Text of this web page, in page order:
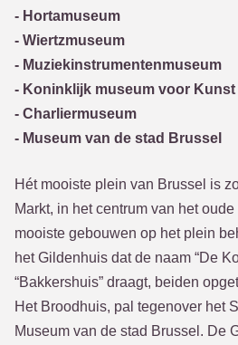
- Hortamuseum
- Wiertzmuseum
- Muziekinstrumentenmuseum
- Koninklijk museum voor
- Charliermuseum
- Museum van de stad Brussel
Hét mooiste plein van Brussel is
Markt, in het centrum van het
mooiste gebouwen op het plein
het Gildenhuis dat de naam “De
“Bakkershuis” draagt, beiden
Het Broodhuis, pal tegenover het
Museum van de stad Brussel. De